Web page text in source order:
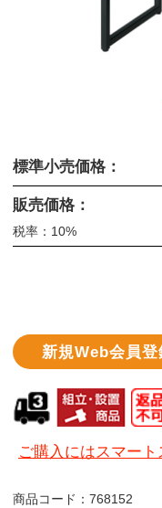
標準小売価格：
販売価格：
税率：10%
新規Web会員登
ご購入にはスマー
商品コード： 768152